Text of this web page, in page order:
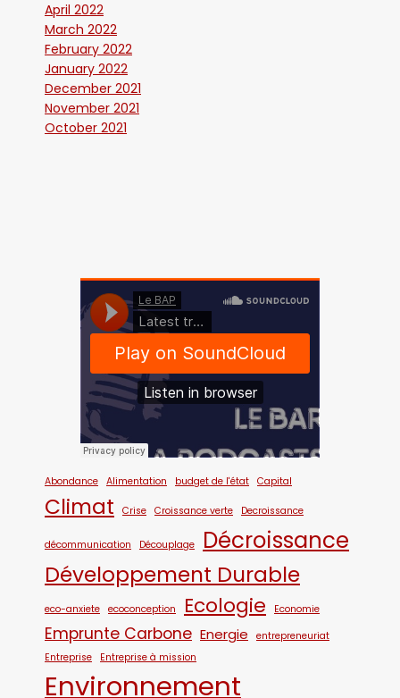
April 2022
March 2022
February 2022
January 2022
December 2021
November 2021
October 2021
Abondance Alimentation budget de l'état Capital
Climat Crise Croissance verte Decroissance
décommunication Découplage Décroissance
Développement Durable
eco-anxiete ecoconception Ecologie Economie
Emprunte Carbone Energie
entrepreneuriat
Entreprise
Entreprise à mission
Environnement